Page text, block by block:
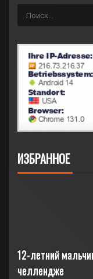
ИЗБРАННОЕ
12-летний
челлендже